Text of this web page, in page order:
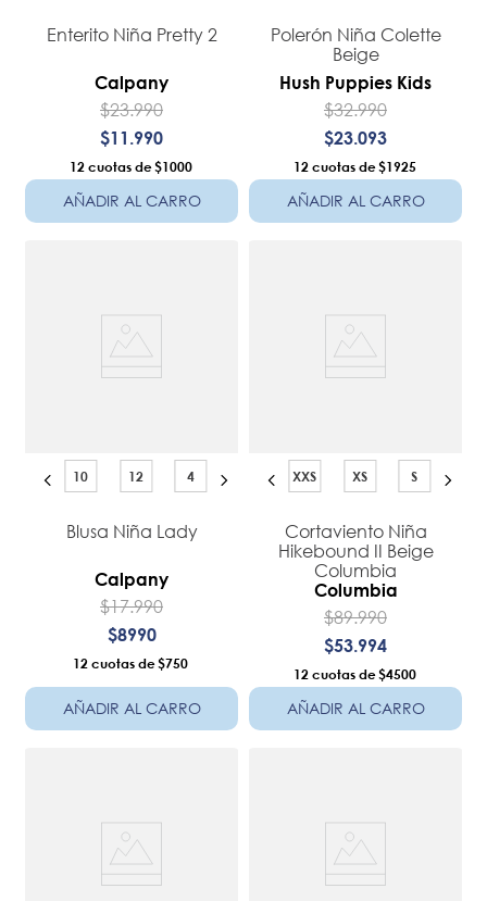
Enterito Niña Pretty 2
Calpany
$23.990
$11 990
12 $1000
AÑADIR AL CARRO
Polerón Niña Colette
Beige
Hush Puppies Kids
$32.990
$23 093
12 $1925
AÑADIR AL CARRO
10 12 4
Blusa Niña Lady
Calpany
$17.990
$8990
12 $750
AÑADIR AL CARRO
XXS XS S
Cortaviento Niña
Hikebound II Beige
Columbia
Columbia
$89.990
$53 994
12 $4500
AÑADIR AL CARRO